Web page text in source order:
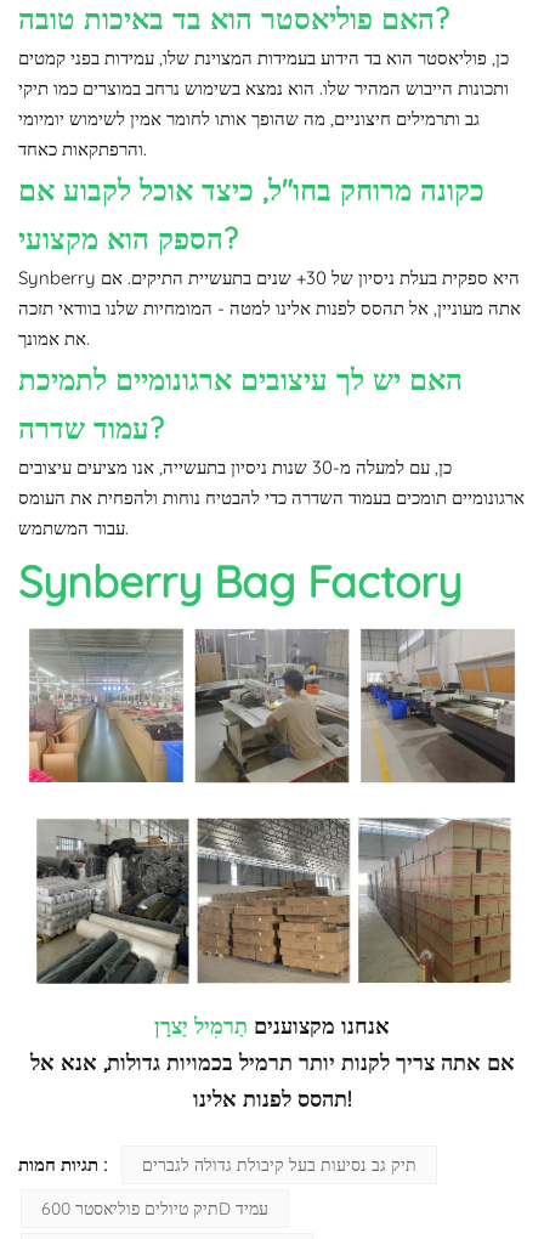
האם פוליאסטר הוא בד באיכות טובה?
כן, פוליאסטר הוא בד הידוע בעמידות המצוינת שלו, עמידות בפני קמטים
ותכונות הייבוש המהיר שלו. הוא נמצא בשימוש נרחב במוצרים כמו תיקי
גב ותרמילים חיצוניים, מה שהופך אותו לחומר אמין לשימוש יומיומי
והרפתקאות כאחד.
כקונה מרוחק בחו"ל, כיצד אוכל לקבוע אם
הספק הוא מקצועי?
Synberry היא ספקית בעלת ניסיון של 30+ שנים בתעשיית התיקים. אם
אתה מעוניין, אל תהסס לפנות אלינו למטה - המומחיות שלנו בוודאי תזכה
את אמונך.
האם יש לך עיצובים ארגונומיים לתמיכת
עמוד שדרה?
כן, עם למעלה מ-30 שנות ניסיון בתעשייה, אנו מציעים עיצובים
ארגונומיים תומכים בעמוד השדרה כדי להבטיח נוחות ולהפחית את העומס
עבור המשתמש.
Synberry Bag Factory
אנחנו מקצוענים תַרמִיל יַצרָן
אם אתה צריך לקנות יותר תרמיל בכמויות גדולות, אנא אל
תהסס לפנות אלינו!
תגיות חמות :
תיק גב נסיעות בעל קיבולת גדולה לגברים
תיק טיולים פוליאסטר 600D עמיד